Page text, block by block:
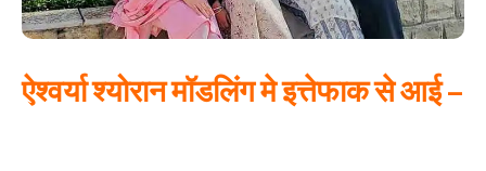
ऐश्वर्या श्योरान मॉडलिंग मे इत्तेफाक से आई –